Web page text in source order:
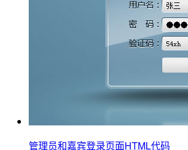
管理员和嘉宾登录页面HTML代码